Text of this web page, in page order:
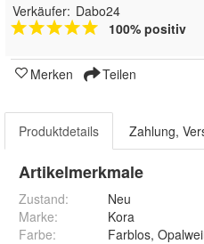
Verkäufer: Dabo24
100% positiv
Merken Teilen
Produktdetails Zahlung,
Artikelmerkmale
Zustand:
Neu
Marke:
Kora
Farbe: Farblos,